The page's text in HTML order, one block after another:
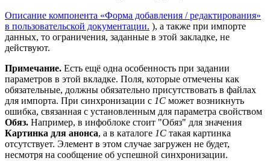
Описание компонента «Форма добавления / редактирования»
в пользовательской документации. ), а также при импорте
данных, то ограничения, заданные в этой закладке, не
действуют.
Примечание. Есть ещё одна особенность при задании
параметров в этой вкладке. Поля, которые отмечены как
обязательные, должны обязательно присутствовать в файлах
для импорта. При синхронизации с 1С может возникнуть
ошибка, связанная с установленным для параметра свойством
Обяз. Например, в инфоблоке стоит "Обяз" для значения
Картинка для анонса, а в каталоге 1С такая картинка
отсутствует. Элемент в этом случае загружен не будет,
несмотря на сообщение об успешной синхронизации.